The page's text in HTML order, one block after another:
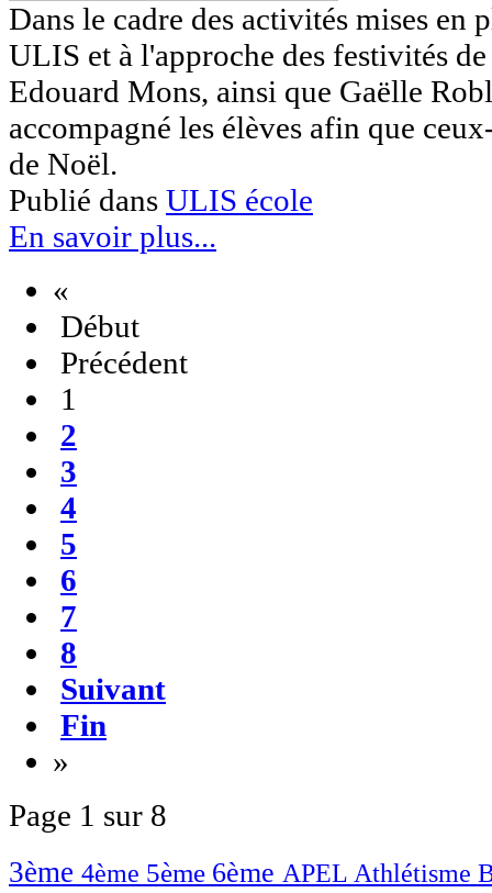
Dans le cadre des activités mises en
ULIS et à l'approche des festivités
Edouard Mons, ainsi que Gaëlle
accompagné les élèves afin que
de Noël.
Publié dans ULIS école
En savoir plus...
«
Début
Précédent
1
2
3
4
5
6
7
8
Suivant
Fin
»
Page 1 sur 8
3ème 4ème 5ème 6ème APEL Athlétisme